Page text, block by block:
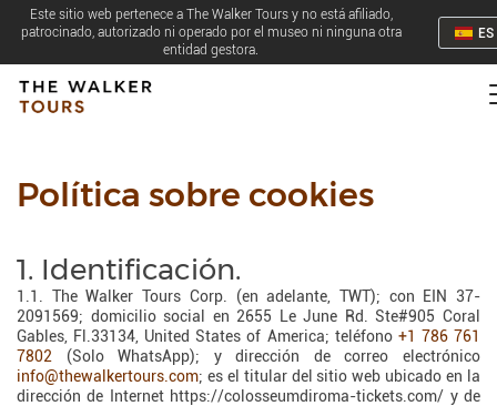
Este sitio web pertenece a The Walker Tours y no está afiliado,
patrocinado, autorizado ni operado por el museo ni ninguna otra
entidad gestora.
ES
Política sobre cookies
1. Identificación.
1.1. The Walker Tours Corp. (en adelante, TWT); con EIN 37-
2091569; domicilio social en 2655 Le June Rd. Ste#905 Coral
Gables, Fl.33134, United States of America; teléfono +1 786 761
7802 (Solo WhatsApp); y dirección de correo electrónico
info@thewalkertours.com; es el titular del sitio web ubicado en la
dirección de Internet https://colosseumdiroma-tickets.com/ y de